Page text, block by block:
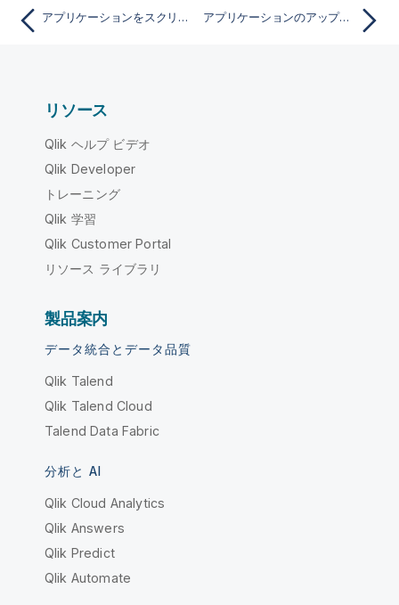
アプリケーションをスクリプトに変換する アプリケーションのアップロード
リソース
Qlik ヘルプ ビデオ
Qlik Developer
トレーニング
Qlik 学習
Qlik Customer Portal
リソース ライブラリ
製品案内
データ統合とデータ品質
Qlik Talend
Qlik Talend Cloud
Talend Data Fabric
分析と AI
Qlik Cloud Analytics
Qlik Answers
Qlik Predict
Qlik Automate